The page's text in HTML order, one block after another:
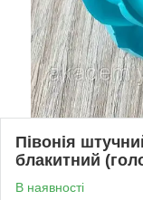
Півонія
блакитний
В наявності